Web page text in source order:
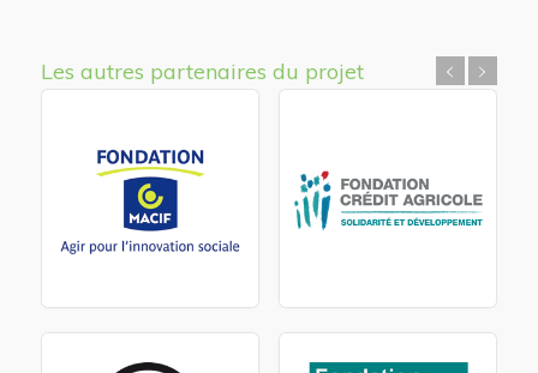
Les autres partenaires du projet